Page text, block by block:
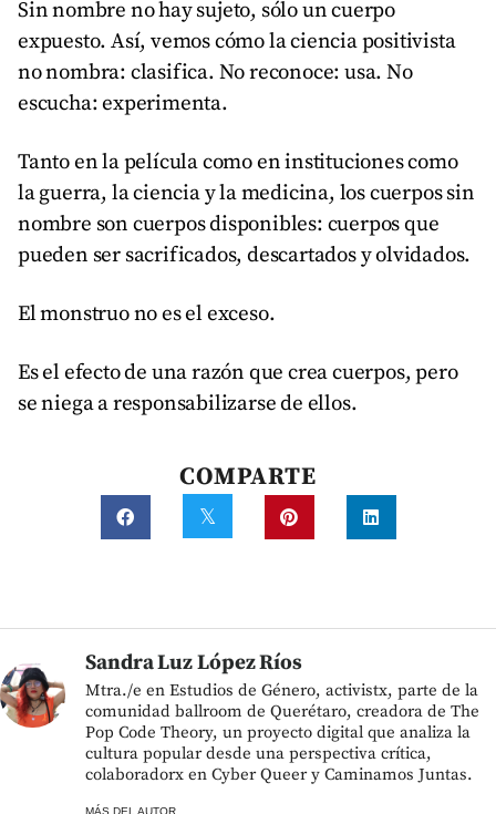
Sin nombre no hay sujeto, sólo un cuerpo
expuesto. Así, vemos cómo la ciencia positivista
no nombra: clasifica. No reconoce: usa. No
escucha: experimenta.
Tanto en la película como en instituciones como
la guerra, la ciencia y la medicina, los cuerpos sin
nombre son cuerpos disponibles: cuerpos que
pueden ser sacrificados, descartados y olvidados.
El monstruo no es el exceso.
Es el efecto de una razón que crea cuerpos, pero
se niega a responsabilizarse de ellos.
COMPARTE
Sandra Luz López Ríos
Mtra./e en Estudios de Género, activistx, parte de la
comunidad ballroom de Querétaro, creadora de The
Pop Code Theory, un proyecto digital que analiza la
cultura popular desde una perspectiva crítica,
colaboradorx en Cyber Queer y Caminamos Juntas.
MÁS DEL AUTOR